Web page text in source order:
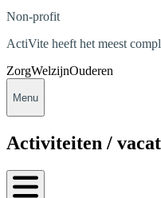
Non-profit
ActiVite heeft het meest
ZorgWelzijnOuderen
Menu
Activiteiten /